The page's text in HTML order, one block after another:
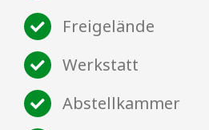
Freigelände
Werkstatt
Abstellkammer